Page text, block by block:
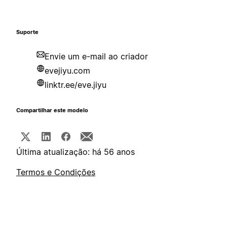
Suporte
Envie um e-mail ao criador
evejiyu.com
linktr.ee/eve.jiyu
Compartilhar este modelo
Última atualização: há 56 anos
Termos e Condições